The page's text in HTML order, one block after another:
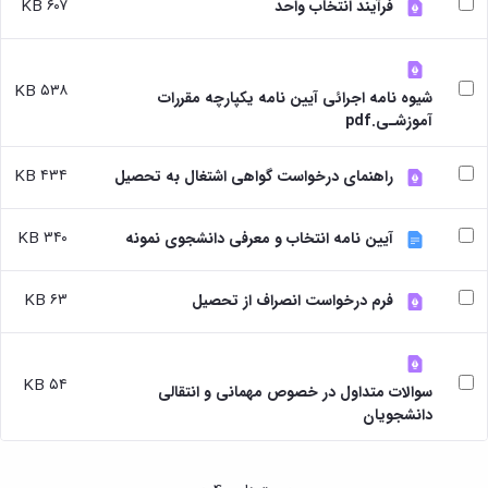
تکمیلی
کارشناسی
فرم
ها
نامه
ها
ترم
بندی
دروس
تحصیلات
تکمیلی
فرم
ها
و
آئین
ترفیع
آئین
نامه
های
پژوهشی
فرم
پژوهشی
کارگاه ها
و
آزمایشگاه
ها
آزمایشگاه
انگل
شناسی
آزمایشگاه
بیوشیمی
و
فیزیولوژی
آزمایشگاه
آموزشی
بهداشت
و
کنترل
کیفی
موادغذایی
فرآیند انتخاب واحد ۶۰۷ KB
شیوه نامه اجرائی آیین نامه یکپارچه مقررات
آموزشـی.pdf
۵۳۸ KB
راهنمای درخواست گواهی اشتغال به تحصیل ۴۳۴ KB
آیین نامه انتخاب و معرفی دانشجوی نمونه ۳۴۰ KB
فرم درخواست انصراف از تحصیل ۶۳ KB
سوالات متداول در خصوص مهمانی و انتقالی
دانشجویان
۵۴ KB